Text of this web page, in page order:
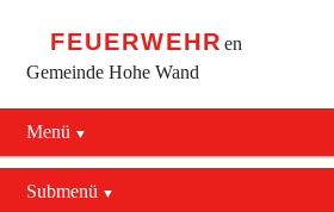
FEUERWEHR en
Gemeinde Hohe Wand
Menü
Navigation
überspringen
Submenü